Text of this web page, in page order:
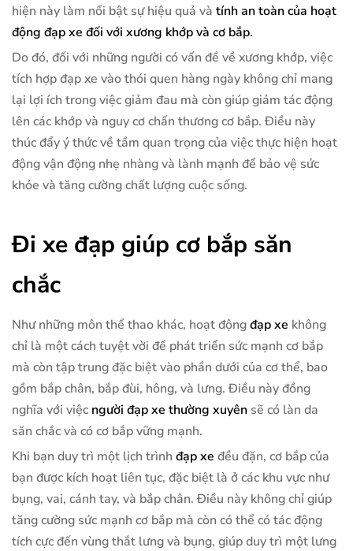
hiện này làm nổi bật sự hiệu quả và tính an toàn của hoạt
động đạp xe đối với xương khớp và cơ bắp.
Do đó, đối với những người có vấn đề về xương khớp, việc
tích hợp đạp xe vào thói quen hàng ngày không chỉ mang
lại lợi ích trong việc giảm đau mà còn giúp giảm tác động
lên các khớp và nguy cơ chấn thương cơ bắp. Điều này
thúc đẩy ý thức về tầm quan trọng của việc thực hiện hoạt
động vận động nhẹ nhàng và lành mạnh để bảo vệ sức
khỏe và tăng cường chất lượng cuộc sống.
Đi xe đạp giúp cơ bắp săn
chắc
Như những môn thể thao khác, hoạt độngđạp xe không
chỉ là một cách tuyệt vời để phát triển sức mạnh cơ bắp
mà còn tập trung đặc biệt vào phần dưới của cơ thể, bao
gồm bắp chân, bắp đùi, hông, và lưng. Điều này đồng
nghĩa với việc người đạp xe thường xuyên sẽ có làn da
săn chắc và có cơ bắp vững mạnh.
Khi bạn duy trì một lịch trình đạp xe đều đặn, cơ bắp của
bạn được kích hoạt liên tục, đặc biệt là ở các khu vực như
bụng, vai, cánh tay, và bắp chân. Điều này không chỉ giúp
tăng cường sức mạnh cơ bắp mà còn có thể có tác động
tích cực đến vùng thắt lưng và bụng, giúp duy trì một lưng